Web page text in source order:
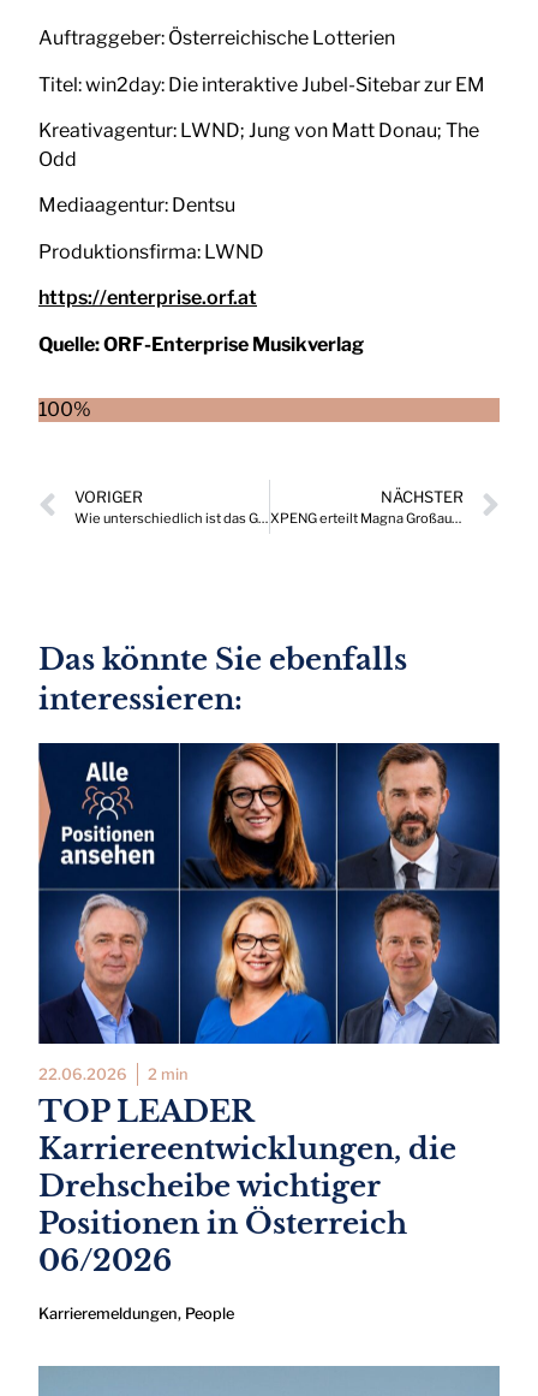
Auftraggeber: Österreichische Lotterien
Titel: win2day: Die interaktive Jubel-Sitebar zur EM
Kreativagentur: LWND; Jung von Matt Donau; The
Odd
Mediaagentur: Dentsu
Produktionsfirma: LWND
https://enterprise.orf.at
Quelle:ORF-Enterprise Musikverlag
100%
VORIGER
Wie unterschiedlich ist das Geldanlageverhalten der Österreicher?
NÄCHSTER
XPENG erteilt Magna Großauftrag für Elektrofahrzeuge
Das könnte Sie ebenfalls
interessieren:
22.06.2026 2 min
TOP LEADER
Karriereentwicklungen, die
Drehscheibe wichtiger
Positionen in Österreich
06/2026
Karrieremeldungen, People